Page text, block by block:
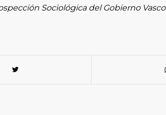
Sociológica del Gobierno Vasco